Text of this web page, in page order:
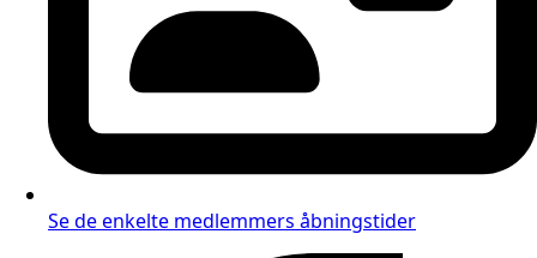
Se de enkelte medlemmers åbningstider